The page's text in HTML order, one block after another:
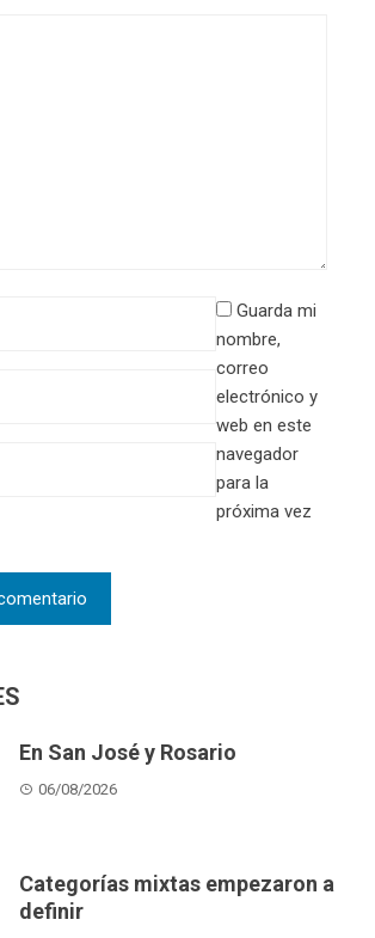
Guarda mi
nombre,
correo
electrónico y
web en este
navegador
para la
próxima vez
En San José y Rosario
06/08/2026
Categorías mixtas empezaron a
definir